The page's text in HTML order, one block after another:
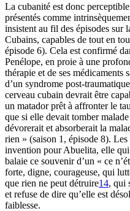
La cubanité est donc
présentés comme
insistent au fil des épisodes sur
Cubains, capables de tout en
épisode 6). Cela est confirmé
Penélope, en proie à une
thérapie et de ses médicaments
d’un syndrome post-
cerveau cubain devrait être
un matador prêt à affronter le
que si elle devait tomber
dévorerait et absorberait la
rien » (saison 1, épisode 8).
invention pour Abuelita, elle
balaie ce souvenir d’un « ce
forte, digne, courageuse, qui
que rien ne peut détruire14, qui
et refuse de dire qu’elle est
faiblesse.